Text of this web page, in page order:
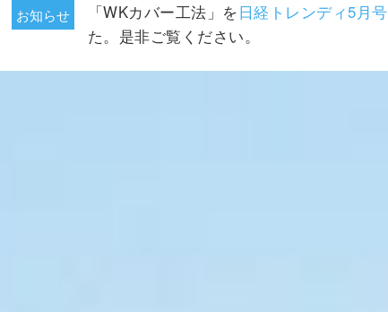
お知らせ 「WKカバー工法」を日経トレンディ5月号
た。是非ご覧ください。